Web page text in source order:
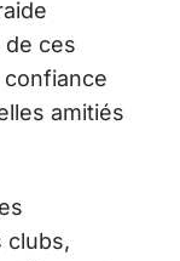
ces
amitiés
clubs,